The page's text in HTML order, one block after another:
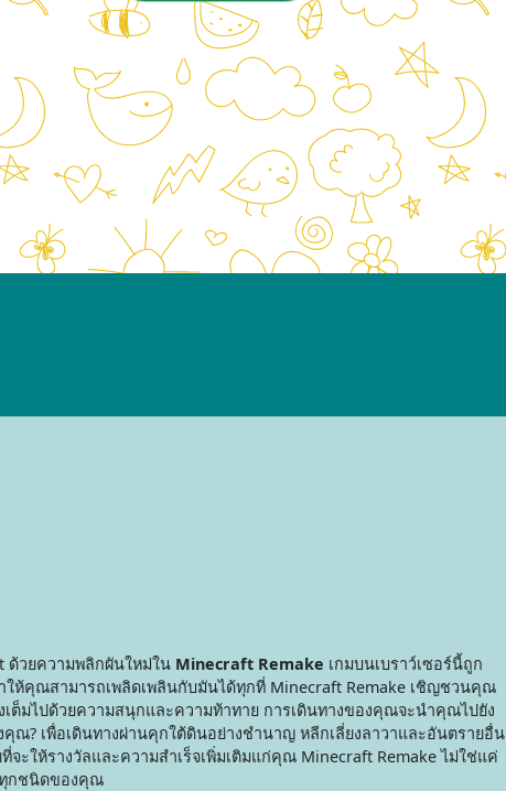
ด้วยความพลิกผันใหม่ใน Minecraft Remake เกมบนเบราว์เซอร์นี้ถูก
ห้คุณสามารถเพลิดเพลินกับมันได้ทุกที่ Minecraft Remake เชิญชวนคุณ
ต็มไปด้วยความสนุกและความท้าทาย การเดินทางของคุณจะนำคุณไปยัง
? เพื่อเดินทางผ่านคุกใต้ดินอย่างชำนาญ หลีกเลี่ยงลาวาและอันตรายอื่น
ให้รางวัลและความสำเร็จเพิ่มเติมแก่คุณ Minecraft Remake ไม่ใช่แค่
ทุกชนิดของคุณ